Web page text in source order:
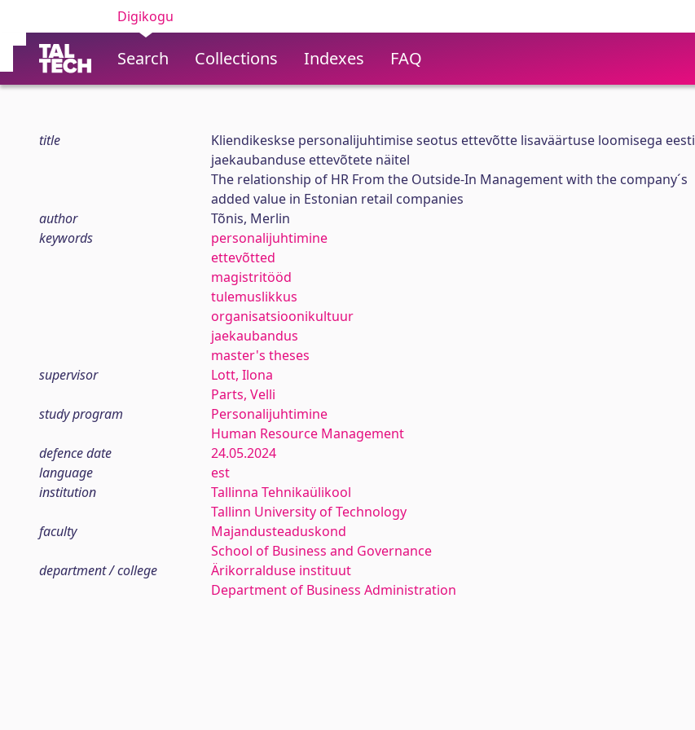
Digikogu
Search Collections Indexes FAQ
title
Kliendikeskse personalijuhtimise seotus ettevõtte lisaväärtuse loomisega eesti
jaekaubanduse ettevõtete näitel
The relationship of HR From the Outside-In Management with the company´s
added value in Estonian retail companies
author
Tõnis, Merlin
keywords
personalijuhtimine
ettevõtted
magistritööd
tulemuslikkus
organisatsioonikultuur
jaekaubandus
master's theses
supervisor
Lott, Ilona
Parts, Velli
study program
Personalijuhtimine
Human Resource Management
defence date
24.05.2024
language
est
institution
Tallinna Tehnikaülikool
Tallinn University of Technology
faculty
Majandusteaduskond
School of Business and Governance
department / college
Ärikorralduse instituut
Department of Business Administration